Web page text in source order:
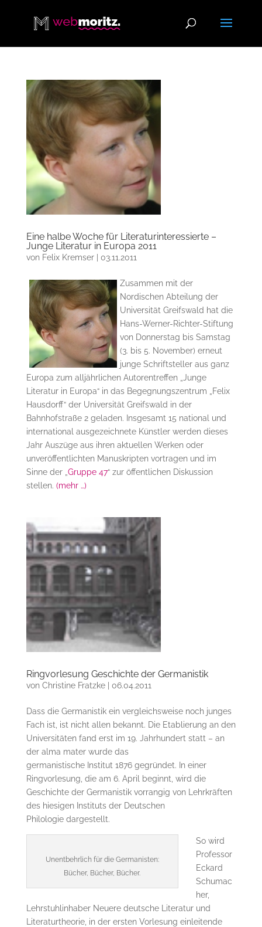
Eine halbe Woche für Literaturinteressierte –
Junge Literatur in Europa 2011
von Felix Kremser| 03.11.2011
Zusammen mit der
Nordischen Abteilung der
Universität Greifswald hat die
Hans-Werner-Richter-Stiftung
von Donnerstag bis Samstag
(3. bis 5. November) erneut
junge Schriftsteller aus ganz
Europa zum alljährlichen Autorentreffen „Junge
Literatur in Europa“ in das Begegnungszentrum „Felix
Hausdorff“ der Universität Greifswald in der
Bahnhofstraße 2 geladen. Insgesamt 15 national und
international ausgezeichnete Künstler werden dieses
Jahr Auszüge aus ihren aktuellen Werken oder
unveröffentlichten Manuskripten vortragen und im
Sinne der „ Gruppe 47“ zur öffentlichen Diskussion
stellen. (mehr …)
Ringvorlesung Geschichte der Germanistik
von Christine Fratzke| 06.04.2011
Dass die Germanistik ein vergleichsweise noch junges
Fach ist, ist nicht allen bekannt. Die Etablierung an den
Universitäten fand erst im 19. Jahrhundert statt – an
der alma mater wurde das
germanistische Institut 1876 gegründet. In einer
Ringvorlesung, die am 6. April beginnt, wird die
Geschichte der Germanistik vorrangig von Lehrkräften
des hiesigen Instituts der Deutschen
Philologie dargestellt.
Unentbehrlich für die Germanisten:
Bücher, Bücher, Bücher.
So wird
Professor
Eckard
Schumac
her,
Lehrstuhlinhaber Neuere deutsche Literatur und
Literaturtheorie, in der ersten Vorlesung einleitende